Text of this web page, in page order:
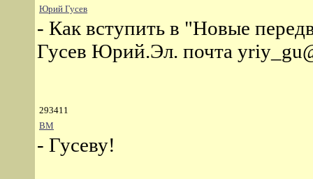
Юрий Гусев
- Как вступить в "Новые
Гусев Юрий.Эл. почта
293411
ВМ
- Гусеву!